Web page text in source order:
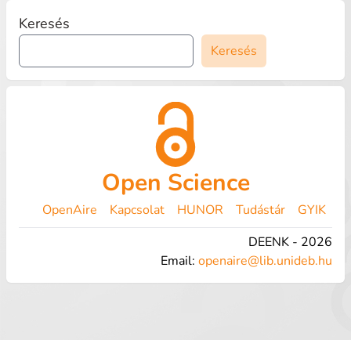
Keresés
Keresés
Open Science
OpenAire Kapcsolat HUNOR Tudástár
GYIK
DEENK - 2026
Email: openaire@lib.unideb.hu